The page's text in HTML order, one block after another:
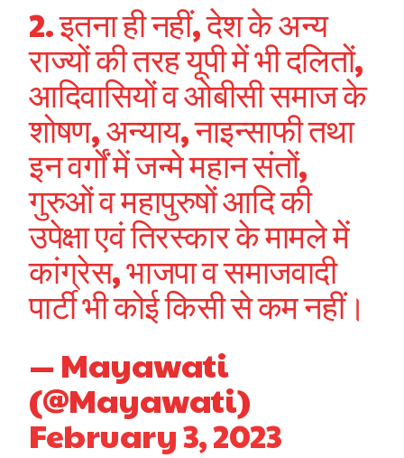
2. इतना ही नहीं, देश के अन्य
राज्यों की तरह यूपी में भी दलितों,
आदिवासियों व ओबीसी समाज के
शोषण, अन्याय, नाइन्साफी तथा
इन वर्गों में जन्मे महान संतों,
गुरुओं व महापुरुषों आदि की
उपेक्षा एवं तिरस्कार के मामले में
कांग्रेस, भाजपा व समाजवादी
पार्टी भी कोई किसी से कम नहीं।
— Mayawati
(@Mayawati)
February 3, 2023